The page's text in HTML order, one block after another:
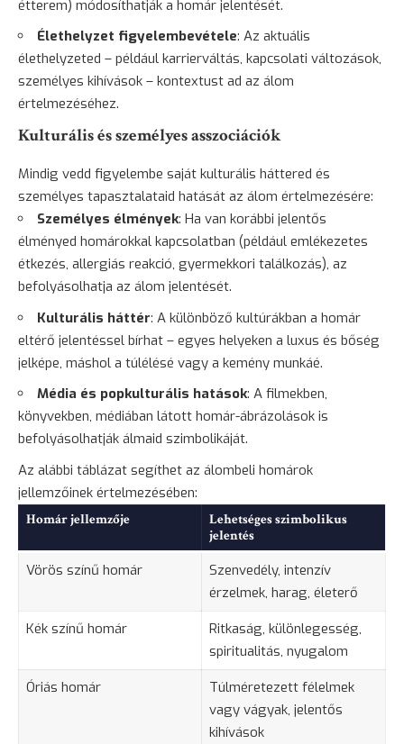
étterem) módosíthatják a homár jelentését.
Élethelyzet figyelembevétele: Az aktuális
élethelyzeted – például karrierváltás, kapcsolati változások,
személyes kihívások – kontextust ad az álom
értelmezéséhez.
Kulturális és személyes asszociációk
Mindig vedd figyelembe saját kulturális háttered és
személyes tapasztalataid hatását az álom értelmezésére:
Személyes élmények: Ha van korábbi jelentős
élményed homárokkal kapcsolatban (például emlékezetes
étkezés, allergiás reakció, gyermekkori találkozás), az
befolyásolhatja az álom jelentését.
Kulturális háttér: A különböző kultúrákban a homár
eltérő jelentéssel bírhat – egyes helyeken a luxus és bőség
jelképe, máshol a túlélésé vagy a kemény munkáé.
Média és popkulturális hatások: A filmekben,
könyvekben, médiában látott homár-ábrázolások is
befolyásolhatják álmaid szimbolikáját.
Az alábbi táblázat segíthet az álombeli homárok
jellemzőinek értelmezésében:
Homár jellemzője
Lehetséges szimbolikus
jelentés
Vörös színű homár
Szenvedély, intenzív
érzelmek, harag, életerő
Kék színű homár
Ritkaság, különlegesség,
spiritualitás, nyugalom
Óriás homár
Túlméretezett félelmek
vagy vágyak, jelentős
kihívások